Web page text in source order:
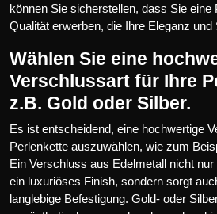
können Sie sicherstellen, dass Sie eine
Qualität erwerben, die Ihre Eleganz
Wählen Sie eine
Verschlussart für Ihre
z.B. Gold oder Silber.
Es ist entscheidend, eine hochwertige
Perlenkette auszuwählen, wie zum
Ein Verschluss aus Edelmetall nicht
ein luxuriöses Finish, sondern sorgt
langlebige Befestigung. Gold- oder